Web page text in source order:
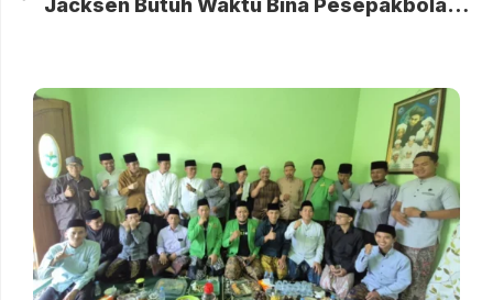
Jacksen Butuh Waktu Bina Pesepakbola Putri di Samarinda, Ketinggalan Jauh Dibanding Kota Lain